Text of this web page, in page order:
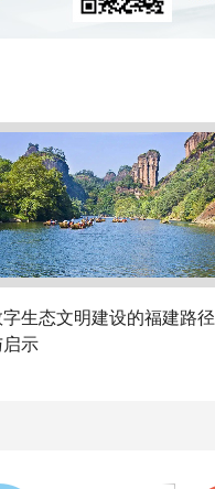
字生态文明建设的福建路径
启示